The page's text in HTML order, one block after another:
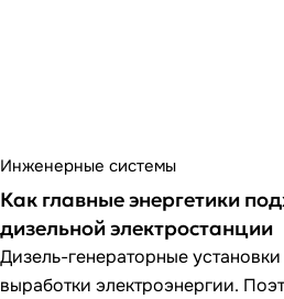
Инженерные системы
Как главные энергетики
дизельной электростанции
Дизель-генераторные
выработки электроэнергии.